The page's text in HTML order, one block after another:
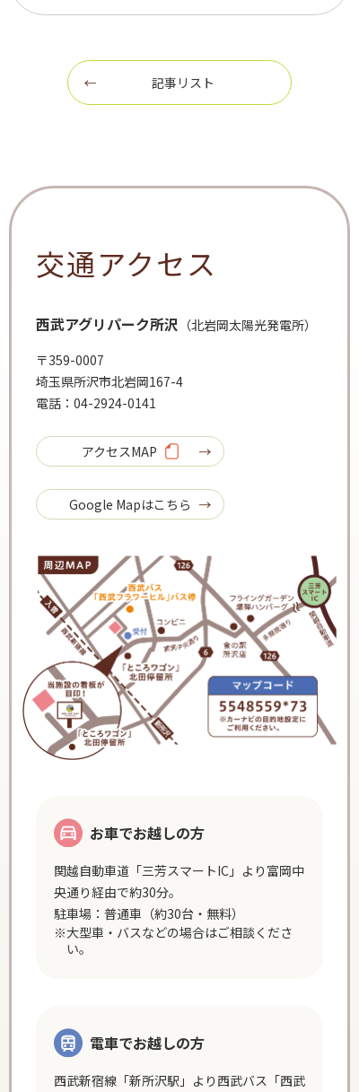
記事リスト
交通アクセス
西武アグリパーク所沢 （北岩岡太陽光発電所）
〒359-0007
埼玉県所沢市北岩岡167-4
電話：04-2924-0141
アクセスMAP
Google Mapはこちら
お車でお越しの方
関越自動車道「三芳スマートIC」より富岡中
央通り経由で約30分。
駐車場：普通車（約30台・無料）
大型車・バスなどの場合はご相談くださ
い。
電車でお越しの方
西武新宿線「新所沢駅」より西武バス「西武